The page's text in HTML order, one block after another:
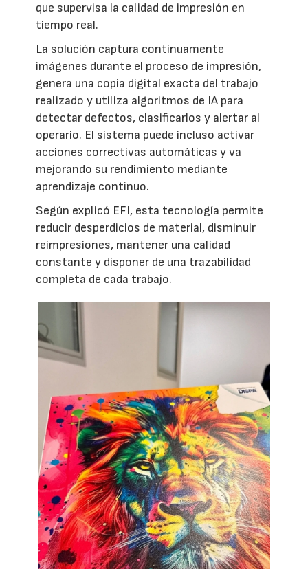
que supervisa la calidad de impresión en
tiempo real.
La solución captura continuamente
imágenes durante el proceso de impresión,
genera una copia digital exacta del trabajo
realizado y utiliza algoritmos de IA para
detectar defectos, clasificarlos y alertar al
operario. El sistema puede incluso activar
acciones correctivas automáticas y va
mejorando su rendimiento mediante
aprendizaje continuo.
Según explicó EFI, esta tecnología permite
reducir desperdicios de material, disminuir
reimpresiones, mantener una calidad
constante y disponer de una trazabilidad
completa de cada trabajo.